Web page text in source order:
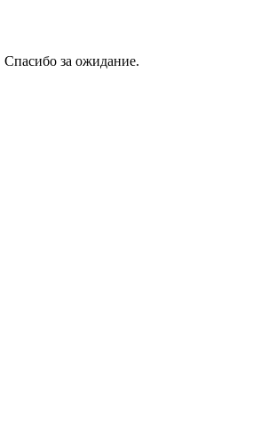
за ожидание.